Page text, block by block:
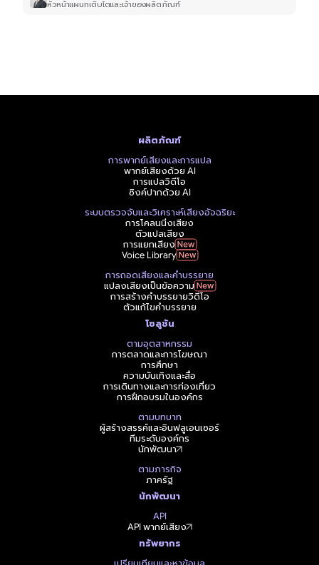
หัวหน้าแผนกเติบโตและเจ้าของผลิตภัณฑ์
ผลิตภัณฑ์
การพากย์เสียงและการแปล
พากย์เสียงด้วย AI
การแปลวิดีโอ
ซิงค์ปากด้วย AI
ระบบตรวจจับและวิเคราะห์เสียงอัจฉริยะ
การโคลนนิ่งเสียง
ตัวแปลเสียง
การแยกเสียง
Voice Library
การถอดเสียงและคำบรรยาย
แปลงเสียงเป็นข้อความ
การสร้างคำบรรยายวิดีโอ
ตัวแก้ไขคำบรรยาย
โซลูชัน
ตามอุตสาหกรรม
การตลาดและการโฆษณา
การศึกษา
ความบันเทิงและสื่อ
การเดินทางและการท่องเที่ยว
การฝึกอบรมในองค์กร
ตามบทบาท
ผู้สร้างสรรค์และอินฟลูเอนเซอร์
ทีมระดับองค์กร
นักพัฒนา
ตามภารกิจ
ภาครัฐ
นักพัฒนา
API
API พากย์เสียง
ทรัพยากร